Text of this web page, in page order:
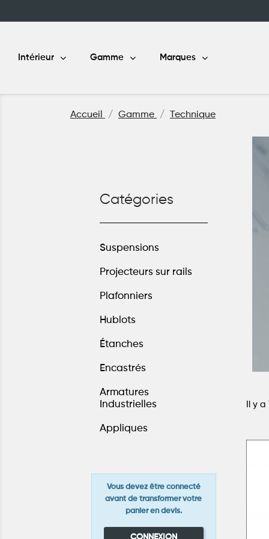
Intérieur Gamme Marques
Accueil Gamme Technique
Catégories
Suspensions
Projecteurs sur rails
Plafonniers
Hublots
Étanches
Encastrés
Armatures
Industrielles
Appliques
Vous devez être connecté
avant de transformer votre
panier en devis.
CONNEXION
Il y